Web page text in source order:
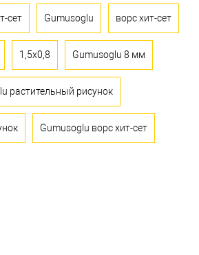
сет Gumusoglu ворс хит-сет
1,5x0,8 Gumusoglu 8 мм
растительный рисунок
Gumusoglu ворс хит-сет